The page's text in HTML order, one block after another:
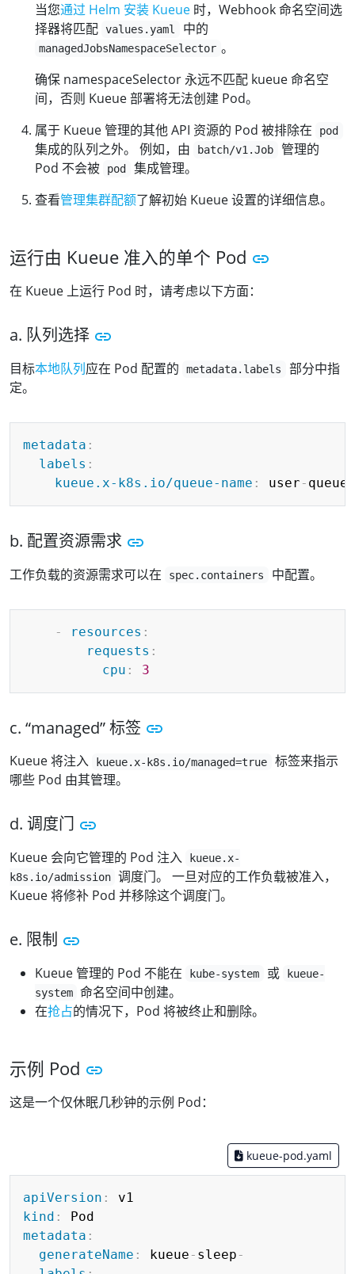
当您通过 Helm 安装 Kueue 时，Webhook 命名空间选
择器将匹配 values.yaml 中的
managedJobsNamespaceSelector 。
确保 namespaceSelector 永远不匹配 kueue 命名空
间，否则 Kueue 部署将无法创建 Pod。
属于 Kueue 管理的其他 API 资源的 Pod 被排除在
pod
集成的队列之外。 例如，由 batch/v1.Job
管理的
Pod 不会被
pod
集成管理。
查看管理集群配额了解初始 Kueue 设置的详细信息。
运行由 Kueue 准入的单个 Pod
在 Kueue 上运行 Pod 时，请考虑以下方面：
a. 队列选择
目标本地队列应在 Pod 配置的 metadata.labels
部分中指
定。
metadata :
labels :
kueue.x-k8s.io/queue-name : user -
b. 配置资源需求
工作负载的资源需求可以在 spec.containers 中配置。
- resources :
requests :
cpu : 3
c. “managed” 标签
Kueue 将注入 kueue.x-k8s.io/managed=true
标签来指示
哪些 Pod 由其管理。
d. 调度门
Kueue 会向它管理的 Pod 注入
kueue.x-
k8s.io/admission 调度门。 一旦对应的工作负载被准入，
Kueue 将修补 Pod 并移除这个调度门。
e. 限制
Kueue 管理的 Pod 不能在 kube-system 或
kueue-
system 命名空间中创建。
在抢占的情况下，Pod 将被终止和删除。
示例 Pod
这是一个仅休眠几秒钟的示例 Pod：
kueue-pod.yaml
apiVersion :
kind :
metadata :
generateName : kueue - sleep -